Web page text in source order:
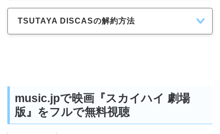
TSUTAYA DISCASの解約方法
music.jpで映画『スカイハイ 劇場
版』をフルで無料視聴